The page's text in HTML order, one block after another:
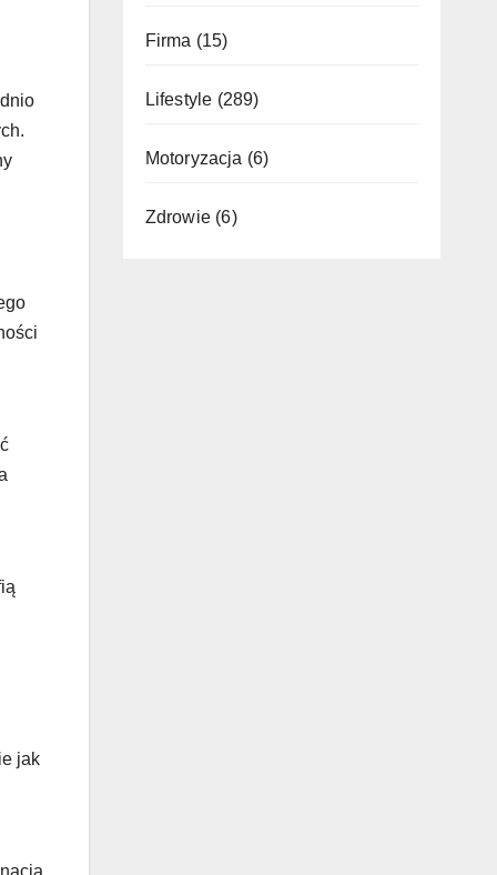
jak
Firma (15)
Lifestyle (289)
Motoryzacja (6)
Zdrowie(6)